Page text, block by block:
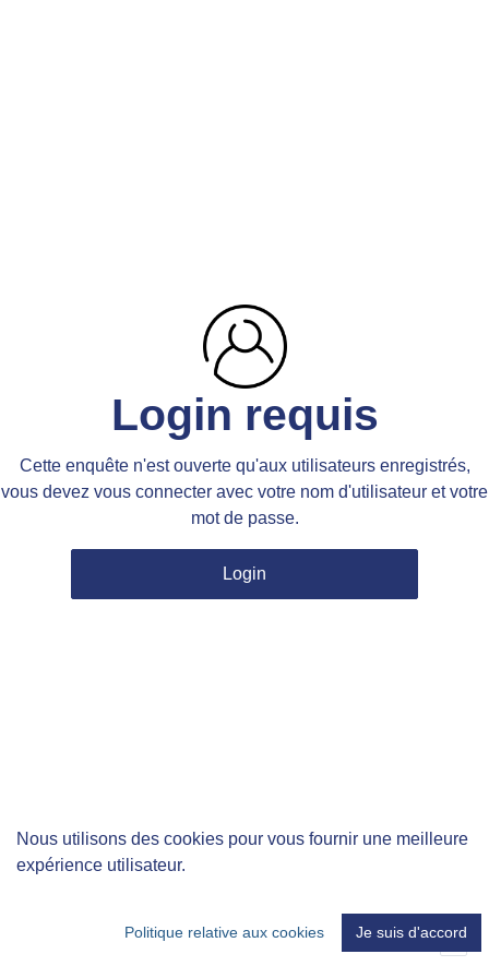
Login requis
Cette enquête n'est ouverte qu'aux utilisateurs enregistrés,
vous devez vous connecter avec votre nom d'utilisateur et votre
mot de passe.
Login
Nous utilisons des cookies pour vous fournir une meilleure
expérience utilisateur.
Politique relative aux cookies Je suis d'accord